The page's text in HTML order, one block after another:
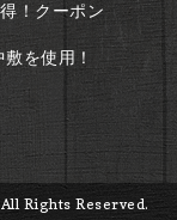
！クーポン
を使用！
Rights Reserved.